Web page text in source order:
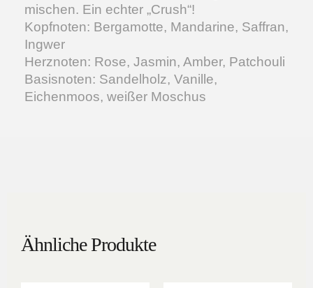
mischen. Ein echter „Crush“!
Kopfnoten: Bergamotte, Mandarine, Saffran,
Ingwer
Herznoten: Rose, Jasmin, Amber, Patchouli
Basisnoten: Sandelholz, Vanille,
Eichenmoos, weißer Moschus
Ähnliche Produkte